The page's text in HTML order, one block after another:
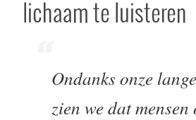
lichaam te luisteren
Ondanks onze
zien we dat